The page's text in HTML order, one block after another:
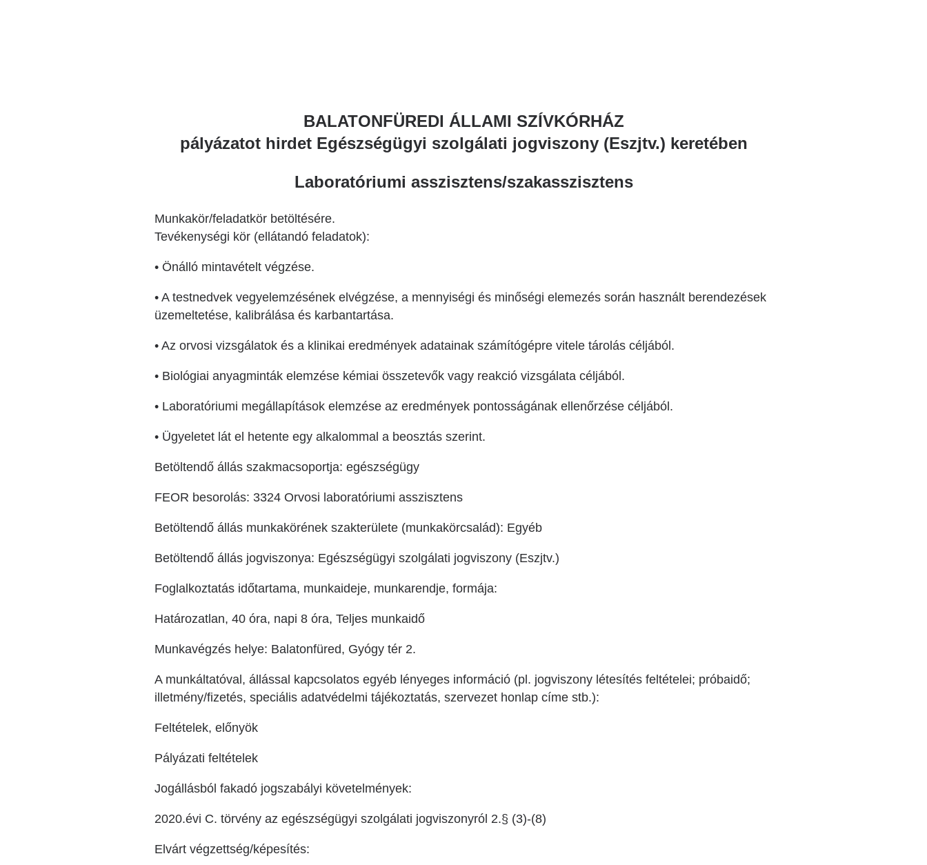
BALATONFÜREDI ÁLLAMI SZÍVKÓRHÁZ
pályázatot hirdet Egészségügyi szolgálati jogviszony (Eszjtv.) keretében
Laboratóriumi asszisztens/szakasszisztens
Munkakör/feladatkör betöltésére.
Tevékenységi kör (ellátandó feladatok):
• Önálló mintavételt végzése.
• A testnedvek vegyelemzésének elvégzése, a mennyiségi és minőségi elemezés során használt berendezések
üzemeltetése, kalibrálása és karbantartása.
• Az orvosi vizsgálatok és a klinikai eredmények adatainak számítógépre vitele tárolás céljából.
• Biológiai anyagminták elemzése kémiai összetevők vagy reakció vizsgálata céljából.
• Laboratóriumi megállapítások elemzése az eredmények pontosságának ellenőrzése céljából.
• Ügyeletet lát el hetente egy alkalommal a beosztás szerint.
Betöltendő állás szakmacsoportja: egészségügy
FEOR besorolás: 3324 Orvosi laboratóriumi asszisztens
Betöltendő állás munkakörének szakterülete (munkakörcsalád): Egyéb
Betöltendő állás jogviszonya: Egészségügyi szolgálati jogviszony (Eszjtv.)
Foglalkoztatás időtartama, munkaideje, munkarendje, formája:
Határozatlan, 40 óra, napi 8 óra, Teljes munkaidő
Munkavégzés helye: Balatonfüred, Gyógy tér 2.
A munkáltatóval, állással kapcsolatos egyéb lényeges információ (pl. jogviszony létesítés feltételei; próbaidő;
illetmény/fizetés, speciális adatvédelmi tájékoztatás, szervezet honlap címe stb.):
Feltételek, előnyök
Pályázati feltételek
Jogállásból fakadó jogszabályi követelmények:
2020.évi C. törvény az egészségügyi szolgálati jogviszonyról 2.§ (3)-(8)
Elvárt végzettség/képesítés: